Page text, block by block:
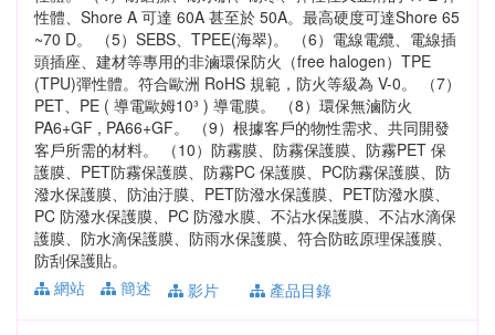
性體、Shore A 可達 60A 甚至於 50A。最高硬度可達Shore 65
~70 D。 （5）SEBS、TPEE(海翠)。 （6）電線電纜、電線插
頭插座、建材等專用的非滷環保防火（free halogen）TPE
(TPU)彈性體。符合歐洲 RoHS 規範，防火等級為 V-0。 （7）
PET、PE ( 導電歐姆10³ ) 導電膜。 （8）環保無滷防火
PA6+GF , PA66+GF。 （9）根據客戶的物性需求、共同開發
客戶所需的材料。 （10）防霧膜、防霧保護膜、防霧PET 保
護膜、PET防霧保護膜、防霧PC 保護膜、PC防霧保護膜、防
潑水保護膜、防油汙膜、PET防潑水保護膜、PET防潑水膜、
PC 防潑水保護膜、PC 防潑水膜、不沾水保護膜、不沾水滴保
護膜、防水滴保護膜、防雨水保護膜、符合防眩原理保護膜、
防刮保護貼。
網站
簡述 影片 產品目錄